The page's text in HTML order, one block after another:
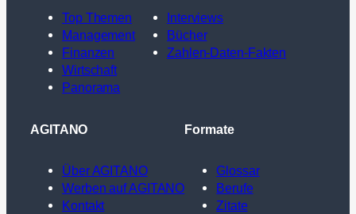
Top Themen
Management
Finanzen
Wirtschaft
Panorama
Interviews
Bücher
Zahlen-Daten-Fakten
AGITANO
Über AGITANO
Werben auf AGITANO
Kontakt
Formate
Glossar
Berufe
Zitate